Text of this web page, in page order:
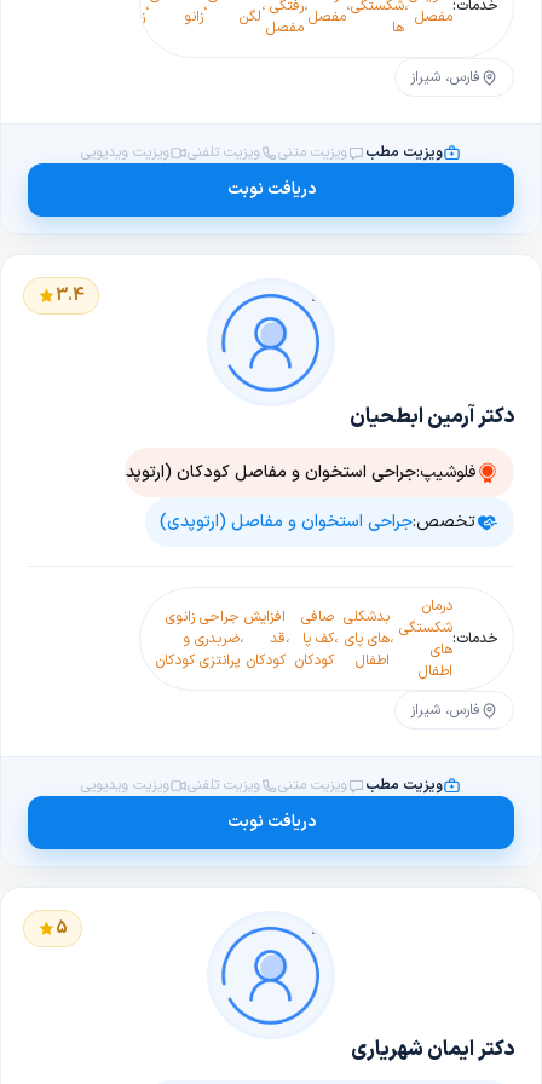
خدمات:مفصل ،شکستگی
ها
،مفصل،رفتگی
مفصل
،لگن
،زانو
،زانو و
فارس، شیراز
ویزیت مطب ویزیت متنی ویزیت تلفنی ویزیت ویدیویی
دریافت نوبت
3.4
دکتر آرمین ابطحیان
فلوشیپ:جراحی استخوان و مفاصل کودکان (ارتوپدی کودکان)
تخصص:جراحی استخوان و مفاصل (ارتوپدی)
خدمات:
درمان
شکستگی
های
اطفال
،
بدشکلی
های پای
اطفال
،
صافی
کف پا
کودکان
،
افزایش
قد
کودکان
،
جراحی زانوی
ضربدری و
پرانتزی کودکان
فارس، شیراز
ویزیت مطب ویزیت متنی ویزیت تلفنی ویزیت ویدیویی
دریافت نوبت
5
دکتر ایمان شهریاری